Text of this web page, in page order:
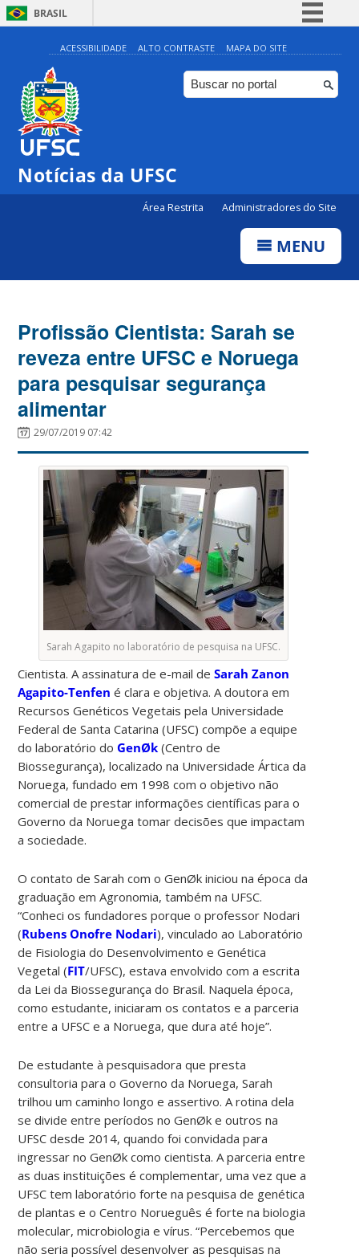
BRASIL
Simplifique!
Comunica BR
Participe
ACESSIBILIDADE ALTO CONTRASTE MAPA DO SITE
Notícias da UFSC
Área Restrita Administradores do Site
MENU
Profissão Cientista: Sarah se
reveza entre UFSC e Noruega
para pesquisar segurança
alimentar
29/07/2019 07:42
Sarah Agapito no laboratório de pesquisa na UFSC.
Cientista. A assinatura de e-mail deSarah Zanon
Agapito-Tenfen é clara e objetiva. A doutora em
Recursos Genéticos Vegetais pela Universidade
Federal de Santa Catarina (UFSC) compõe a equipe
do laboratório doGenØk (Centro de
Biossegurança), localizado na Universidade Ártica da
Noruega, fundado em 1998 com o objetivo não
comercial de prestar informações científicas para o
Governo da Noruega tomar decisões que impactam
a sociedade.
O contato de Sarah com o GenØk iniciou na época da
graduação em Agronomia, também na UFSC.
“Conheci os fundadores porque o professor Nodari
(Rubens Onofre Nodari), vinculado ao Laboratório
de Fisiologia do Desenvolvimento e Genética
Vegetal (FIT/UFSC), estava envolvido com a escrita
da Lei da Biossegurança do Brasil. Naquela época,
como estudante, iniciaram os contatos e a parceria
entre a UFSC e a Noruega, que dura até hoje”.
De estudante à pesquisadora que presta
consultoria para o Governo da Noruega, Sarah
trilhou um caminho longo e assertivo. A rotina dela
se divide entre períodos no GenØk e outros na
UFSC desde 2014, quando foi convidada para
ingressar no GenØk como cientista. A parceria entre
as duas instituições é complementar, uma vez que a
UFSC tem laboratório forte na pesquisa de genética
de plantas e o Centro Norueguês é forte na biologia
molecular, microbiologia e vírus. “Percebemos que
não seria possível desenvolver as pesquisas na